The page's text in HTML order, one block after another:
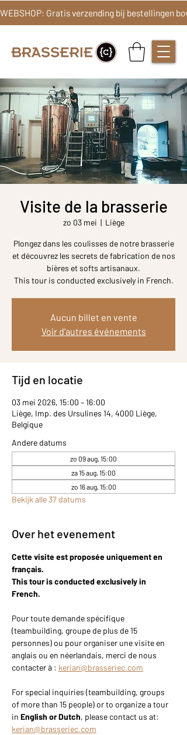
Visite de la brasserie
zo 03 mei
  |
Liège
Plongez dans les coulisses de notre brasserie
et découvrez les secrets de fabrication de nos
bières et softs artisanaux.
Aucun billet en vente
Voir d'autres événements
Tijd en locatie
03 mei 2026, 15:00 – 16:00
Liège, Imp. des Ursulines 14, 4000 Liège,
Belgique
Andere datums
zo 09 aug, 15:00
za 15 aug, 15:00
zo 16 aug, 15:00
Bekijk alle 37 datums
Over het evenement
Cette visite est proposée uniquement en
français.
This tour is conducted exclusively in
French.
Pour toute demande spécifique
(teambuilding, groupe de plus de 15
personnes) ou pour organiser une visite en
anglais ou en néerlandais, merci de nous
contacter à : kerian@brasseriec.com
For special inquiries (teambuilding, groups
of more than 15 people) or to organize a tour
in English or Dutch, please contact us at:
kerian@brasseriec.com